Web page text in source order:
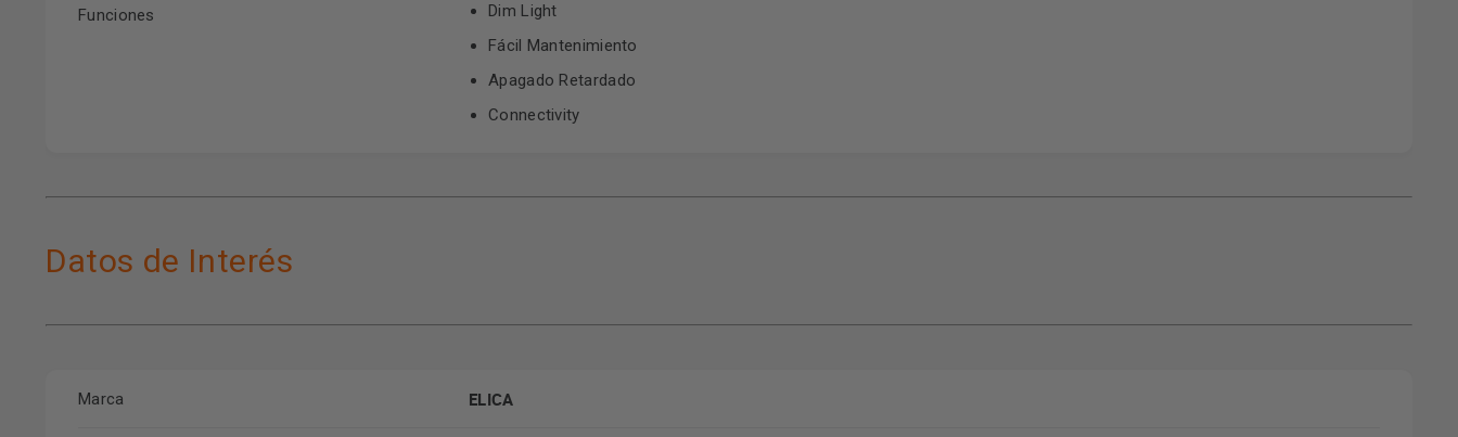
Funciones
Dim Light
Fácil Mantenimiento
Apagado Retardado
Connectivity
Datos de Interés
Marca ELICA